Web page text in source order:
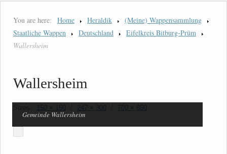
You are here: Home Heraldik
(Meine) Wappensammlung
Staatliche Wappen
Deutschland
Eifelkreis Bitburg-Prüm
Wallersheim
Wallersheim
150 × 150 247 × 300 700 × 850
Gemeinde Wallersheim